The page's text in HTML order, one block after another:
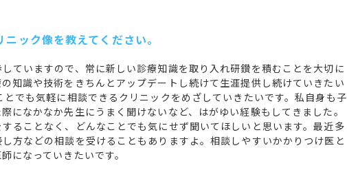
ック像を教えてください。
していますので、常に新しい診療知識を取り入れ研鑚を積むことを大切に
知識や技術をきちんとアップデートし続けて生涯提供し続けていきたい
でも気軽に相談できるクリニックをめざしていきたいです。私自身も子
になかなか先生にうまく聞けないなど、はがゆい経験もしてきました。
ることなく、どんなことでも気にせず聞いてほしいと思います。最近多
方などの相談を受けることもありますよ。相談しやすいかかりつけ医と
になっていきたいです。